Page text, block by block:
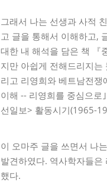
그래서 나는 선생과 사적
고 글을 통해서 이해하고,
대한 내 해석을 담은 책 『
지만 아쉽게 전해드리지는
리고 리영희와 베트남전
이해 -- 리영희를 중심으
선일보> 활동시기(1965-
이 오마주 글을 쓰면서 나
발견하였다. 역사학자들은
했다.